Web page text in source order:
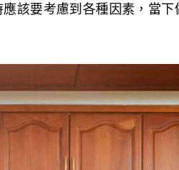
該要考慮到各種因素，當